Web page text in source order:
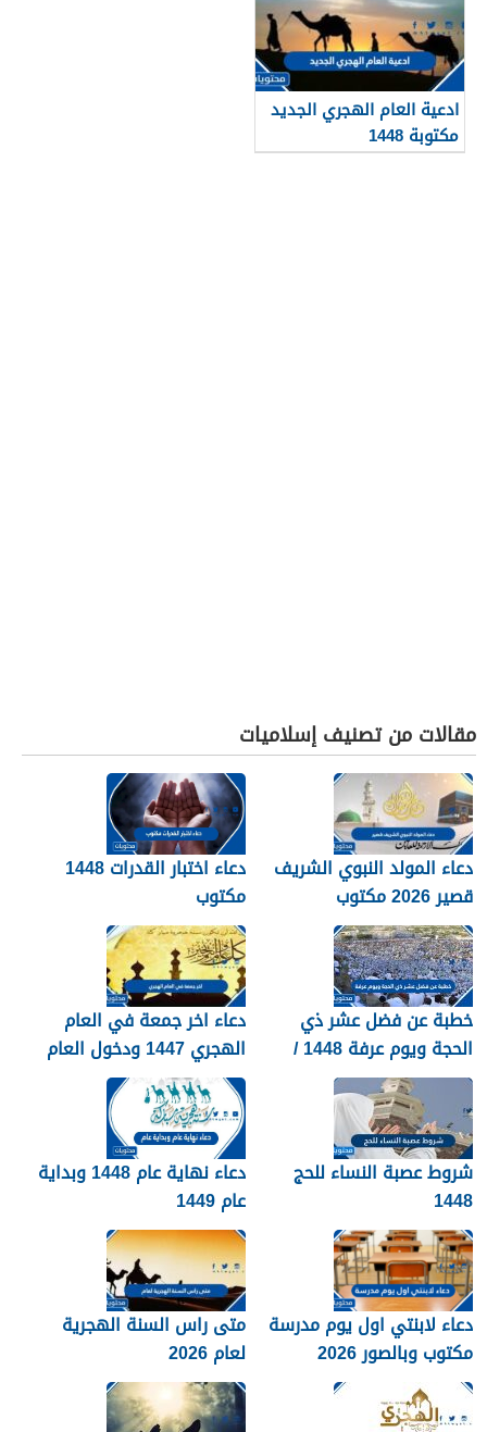
ادعية العام الهجري الجديد
مكتوبة 1448
مقالات من تصنيف إسلاميات
دعاء المولد النبوي الشريف
قصير 2026 مكتوب
دعاء اختبار القدرات 1448
مكتوب
خطبة عن فضل عشر ذي
الحجة ويوم عرفة 1448 /
2026
دعاء اخر جمعة في العام
الهجري 1447 ودخول العام
الجديد 1448
شروط عصبة النساء للحج
1448
دعاء نهاية عام 1448 وبداية
عام 1449
دعاء لابنتي اول يوم مدرسة
مكتوب وبالصور 2026
متى راس السنة الهجرية
لعام 2026